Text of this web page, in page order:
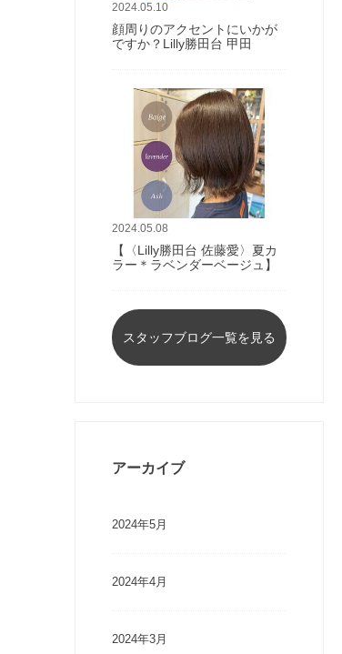
2024.05.10
顔周りのアクセントにいかが
ですか？Lilly勝田台 甲田
2024.05.08
【〈Lilly勝田台 佐藤愛〉夏カ
ラー＊ラベンダーベージュ】
スタッフブログ一覧を見る
アーカイブ
2024年5月
2024年4月
2024年3月